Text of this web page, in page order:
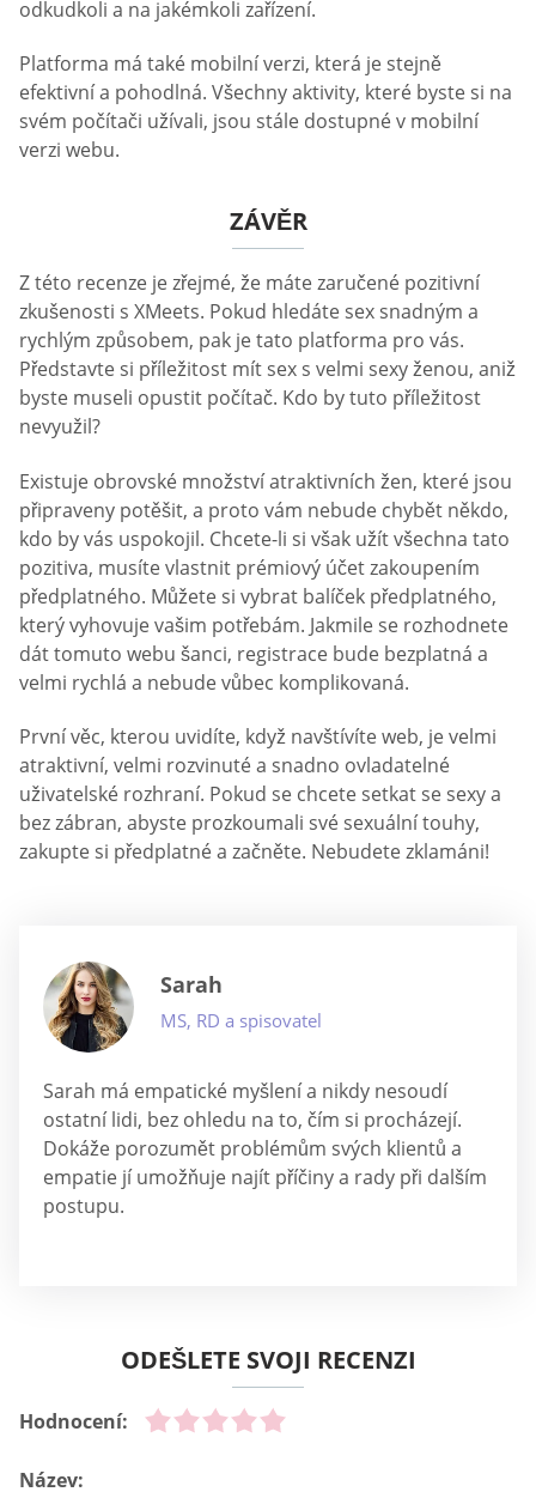
odkudkoli a na jakémkoli zařízení.
Platforma má také mobilní verzi, která je stejně
efektivní a pohodlná. Všechny aktivity, které byste si na
svém počítači užívali, jsou stále dostupné v mobilní
verzi webu.
ZÁVĚR
Z této recenze je zřejmé, že máte zaručené pozitivní
zkušenosti s XMeets. Pokud hledáte sex snadným a
rychlým způsobem, pak je tato platforma pro vás.
Představte si příležitost mít sex s velmi sexy ženou, aniž
byste museli opustit počítač. Kdo by tuto příležitost
nevyužil?
Existuje obrovské množství atraktivních žen, které jsou
připraveny potěšit, a proto vám nebude chybět někdo,
kdo by vás uspokojil. Chcete-li si však užít všechna tato
pozitiva, musíte vlastnit prémiový účet zakoupením
předplatného. Můžete si vybrat balíček předplatného,
který vyhovuje vašim potřebám. Jakmile se rozhodnete
dát tomuto webu šanci, registrace bude bezplatná a
velmi rychlá a nebude vůbec komplikovaná.
První věc, kterou uvidíte, když navštívíte web, je velmi
atraktivní, velmi rozvinuté a snadno ovladatelné
uživatelské rozhraní. Pokud se chcete setkat se sexy a
bez zábran, abyste prozkoumali své sexuální touhy,
zakupte si předplatné a začněte. Nebudete zklamáni!
Sarah
MS, RD a spisovatel
Sarah má empatické myšlení a nikdy nesoudí
ostatní lidi, bez ohledu na to, čím si procházejí.
Dokáže porozumět problémům svých klientů a
empatie jí umožňuje najít příčiny a rady při dalším
postupu.
ODEŠLETE SVOJI RECENZI
Hodnocení:
Název: